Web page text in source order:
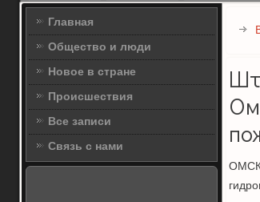
Главная
Общество и люди
Новое в стране
Происшествия
Все записи
Связь с нами